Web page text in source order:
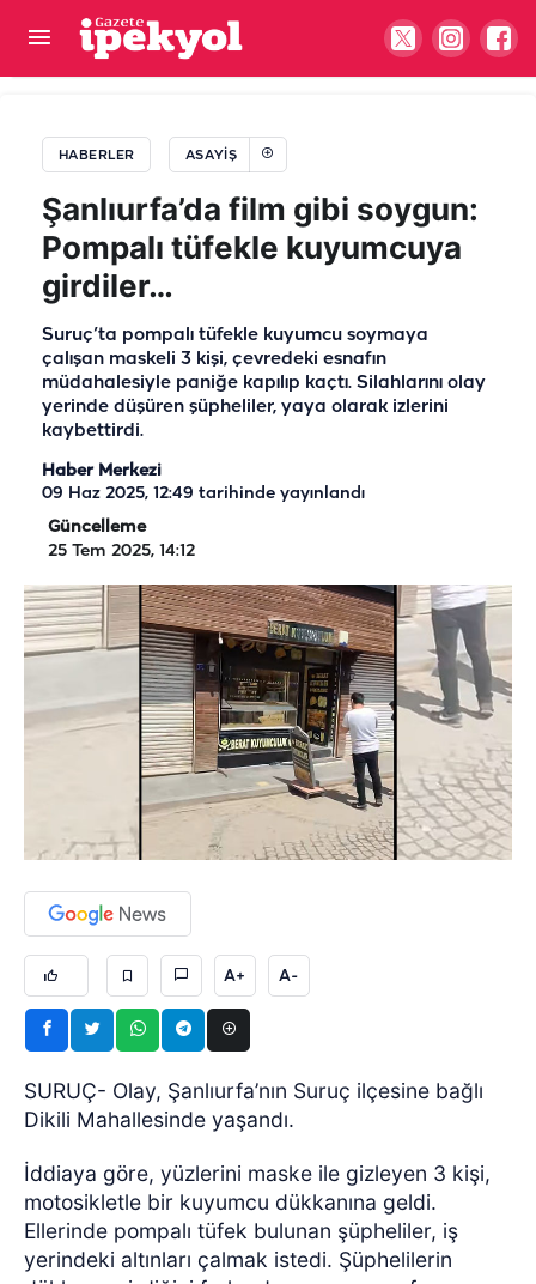
HABERLER ASAYIŞ
Şanlıurfa’da film gibi soygun:
Pompalı tüfekle kuyumcuya
girdiler…
Suruç’ta pompalı tüfekle kuyumcu soymaya
çalışan maskeli 3 kişi, çevredeki esnafın
müdahalesiyle paniğe kapılıp kaçtı. Silahlarını olay
yerinde düşüren şüpheliler, yaya olarak izlerini
kaybettirdi.
Haber Merkezi
09 Haz 2025, 12:49 tarihinde yayınlandı
Güncelleme
25 Tem 2025, 14:12
A+ A-
SURUÇ- Olay, Şanlıurfa’nın Suruç ilçesine bağlı
Dikili Mahallesinde yaşandı.
İddiaya göre, yüzlerini maske ile gizleyen 3 kişi,
motosikletle bir kuyumcu dükkanına geldi.
Ellerinde pompalı tüfek bulunan şüpheliler, iş
yerindeki altınları çalmak istedi. Şüphelilerin
Şanlıurfa'da otomobil ile motosiklet çarpıştı: Genç